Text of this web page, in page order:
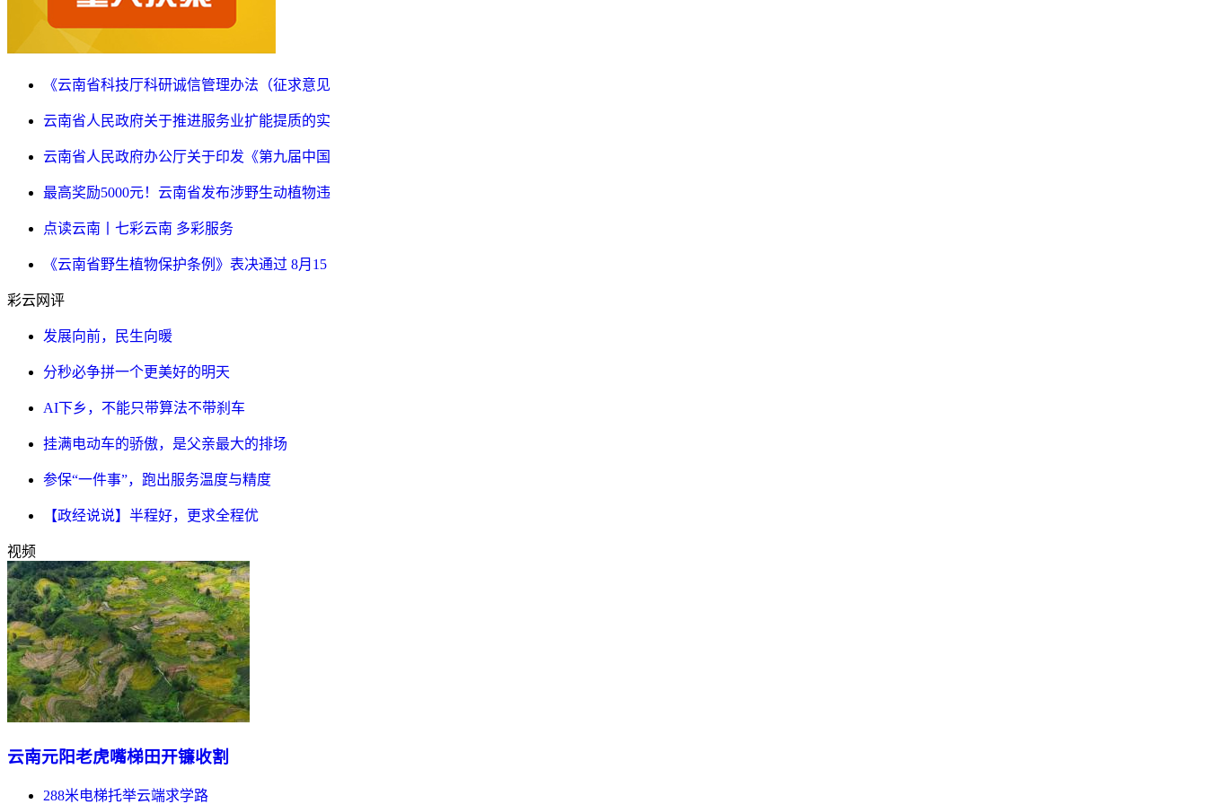
《云南省科技厅科研诚信管理办法（征求意见
云南省人民政府关于推进服务业扩能提质的实
云南省人民政府办公厅关于印发《第九届中国
最高奖励5000元！云南省发布涉野生动植物违
点读云南丨七彩云南 多彩服务
《云南省野生植物保护条例》表决通过 8月15
彩云网评
发展向前，民生向暖
分秒必争拼一个更美好的明天
AI下乡，不能只带算法不带刹车
挂满电动车的骄傲，是父亲最大的排场
参保“一件事”，跑出服务温度与精度
【政经说说】半程好，更求全程优
视频
云南元阳老虎嘴梯田开镰收割
288米电梯托举云端求学路